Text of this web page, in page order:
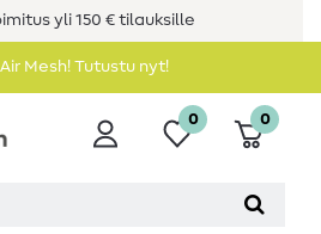
yli 150 € tilauksille
Mesh! Tutustu nyt!
0 0